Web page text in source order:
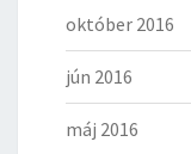
október 2016
jún 2016
máj 2016